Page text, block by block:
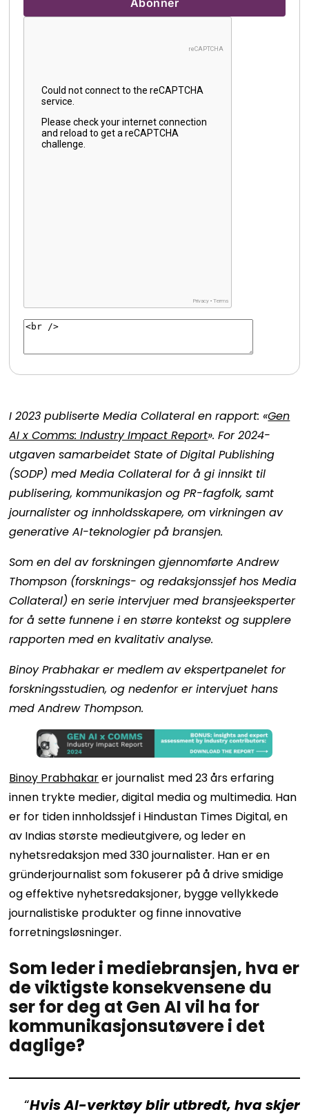
I 2023 publiserte Media Collateral en rapport: «Gen
AI x Comms: Industry Impact Report». For 2024-
utgaven samarbeidet State of Digital Publishing
(SODP) med Media Collateral for å gi innsikt til
publisering, kommunikasjon og PR-fagfolk, samt
journalister og innholdsskapere, om virkningen av
generative AI-teknologier på bransjen.
Som en del av forskningen gjennomførte Andrew
Thompson (forsknings- og redaksjonssjef hos Media
Collateral) en serie intervjuer med bransjeeksperter
for å sette funnene i en større kontekst og supplere
rapporten med en kvalitativ analyse.
Binoy Prabhakar er medlem av ekspertpanelet for
forskningsstudien, og nedenfor er intervjuet hans
med Andrew Thompson.
Binoy Prabhakarer journalist med 23 års erfaring
innen trykte medier, digital media og multimedia. Han
er for tiden innholdssjef i Hindustan Times Digital, en
av Indias største medieutgivere, og leder en
nyhetsredaksjon med 330 journalister. Han er en
gründerjournalist som fokuserer på å drive smidige
og effektive nyhetsredaksjoner, bygge vellykkede
journalistiske produkter og finne innovative
forretningsløsninger.
Som leder i mediebransjen, hva er
de viktigste konsekvensene du
ser for deg at Gen AI vil ha for
kommunikasjonsutøvere i det
daglige?
“Hvis AI-verktøy blir utbredt, hva skjer